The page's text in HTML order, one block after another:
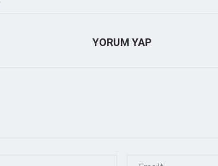
YORUM YAP